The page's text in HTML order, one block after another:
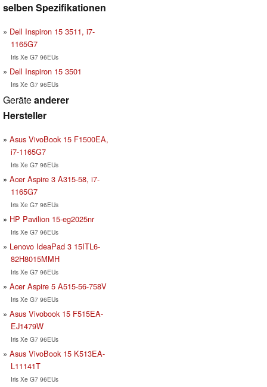
selben Spezifikationen
Dell Inspiron 15 3511, i7-
1165G7
Iris Xe G7 96EUs
Dell Inspiron 15 3501
Iris Xe G7 96EUs
Geräteanderer
Hersteller
Asus VivoBook 15 F1500EA,
i7-1165G7
Iris Xe G7 96EUs
Acer Aspire 3 A315-58, i7-
1165G7
Iris Xe G7 96EUs
HP Pavilion 15-eg2025nr
Iris Xe G7 96EUs
Lenovo IdeaPad 3 15ITL6-
82H8015MMH
Iris Xe G7 96EUs
Acer Aspire 5 A515-56-758V
Iris Xe G7 96EUs
Asus Vivobook 15 F515EA-
EJ1479W
Iris Xe G7 96EUs
Asus VivoBook 15 K513EA-
L11141T
Iris Xe G7 96EUs